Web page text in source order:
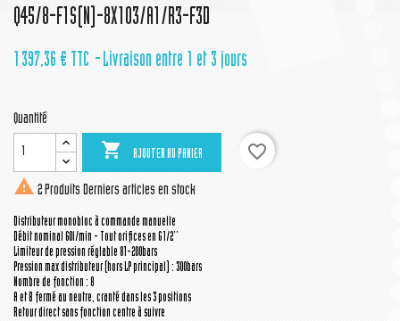
Q45/8-F1S(N)-8X103/A1/R3-F3D
1 397,36 € TTC Livraison entre 1 et 3 jours
Quantité
 AJOUTER AU PANIER
favorite_border
 2 Produits Derniers articles en stock
Distributeur monobloc à commande manuelle
Débit nominal 60l/min - Tout orifices en G1/2''
Limiteur de pression réglable 81-200bars
Pression max distributeur (hors LP principal) : 300bars
Nombre de fonction : 8
A et B fermé au neutre, cranté dans les 3 positions
Retour direct sans fonction centre à suivre